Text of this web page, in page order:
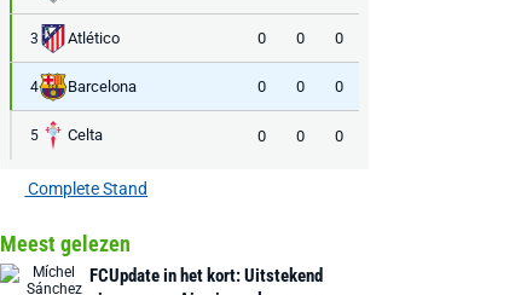
3 Atlético 0 0 0
4 Barcelona 0 0 0
5 Celta 0 0 0
Complete Stand
Meest gelezen
FCUpdate in het kort: Uitstekend